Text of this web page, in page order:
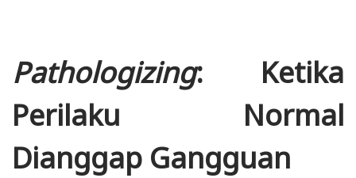
Pathologizing: Ketika
Perilaku Normal
Dianggap Gangguan